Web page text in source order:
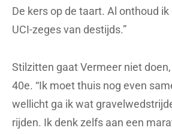
De kers op de taart. Al onthoud
UCI-zeges van destijds.”
Stilzitten gaat Vermeer niet
40e. “Ik moet thuis nog even
wellicht ga ik wat
rijden. Ik denk zelfs aan een